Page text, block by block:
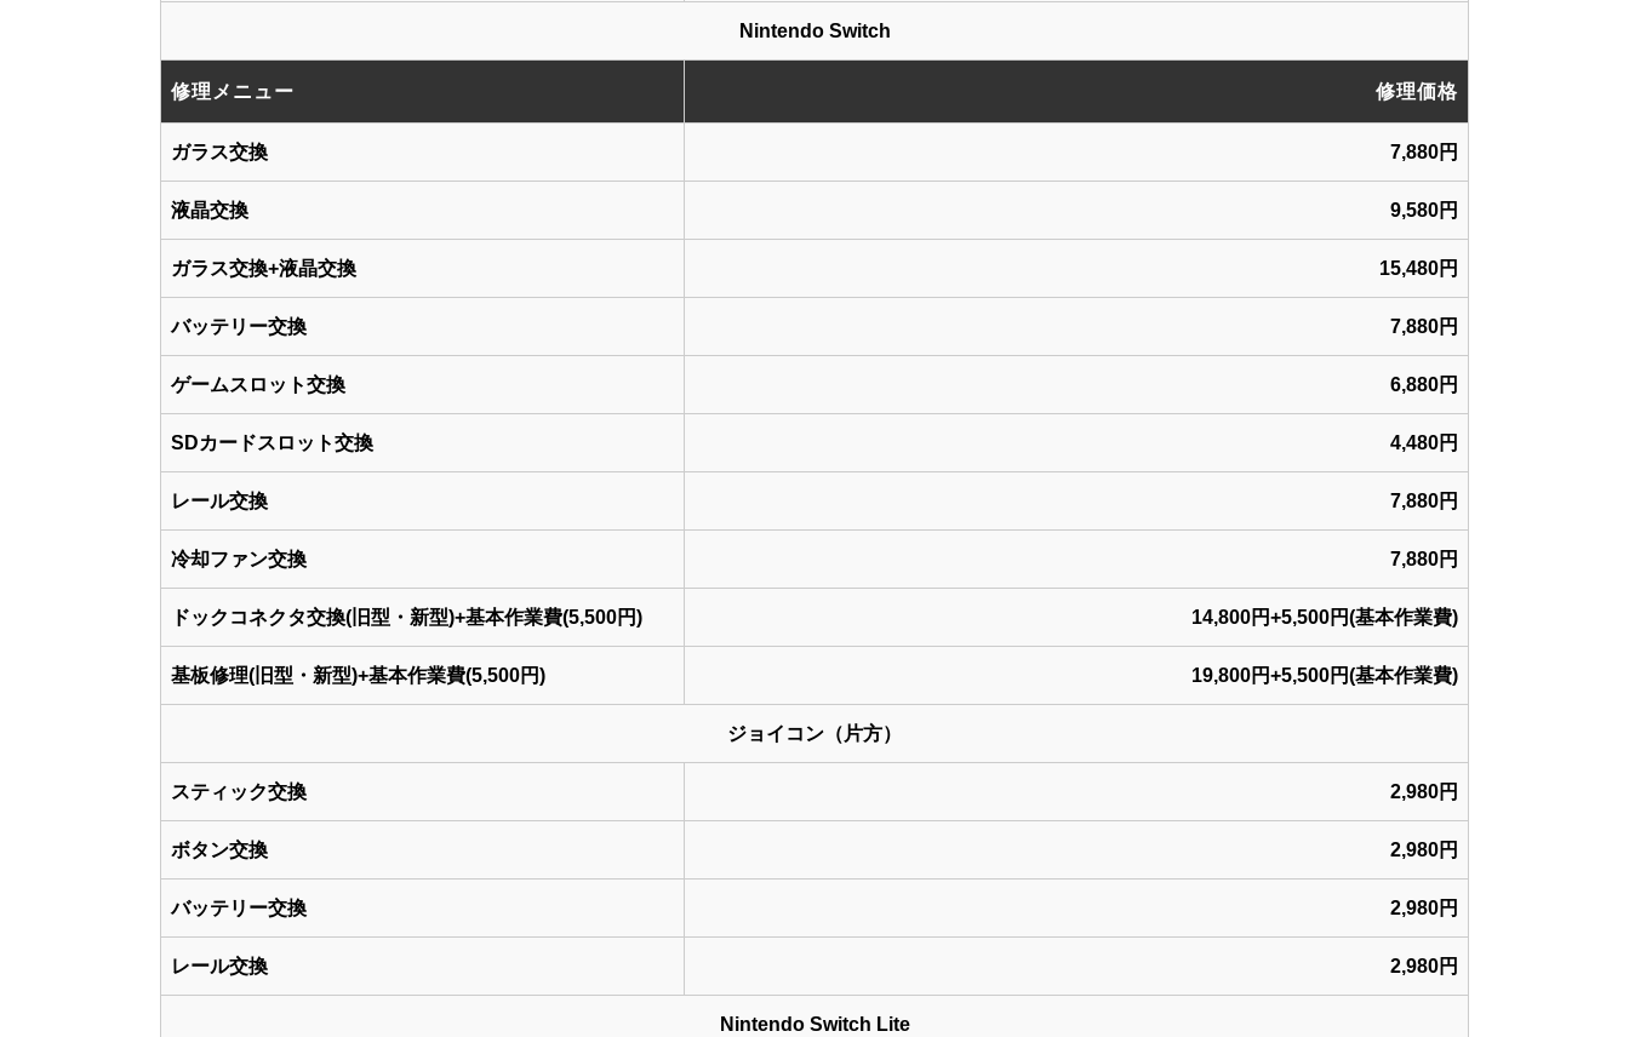
Nintendo Switch
修理メニュー 修理価格
ガラス交換 7,880円
液晶交換 9,580円
ガラス交換+液晶交換 15,480円
バッテリー交換 7,880円
ゲームスロット交換 6,880円
SDカードスロット交換 4,480円
レール交換 7,880円
冷却ファン交換 7,880円
ドックコネクタ交換(旧型・新型)+基本作業費(5,500円) 14,800円+5,500円(基本作業費)
基板修理(旧型・新型)+基本作業費(5,500円) 19,800円+5,500円(基本作業費)
ジョイコン（片方）
スティック交換 2,980円
ボタン交換 2,980円
バッテリー交換 2,980円
レール交換 2,980円
Nintendo Switch Lite